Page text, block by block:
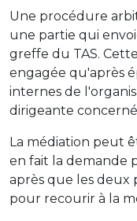
Une procédure
une partie qui
greffe du TAS.
engagée qu'après
internes de
dirigeante
La médiation peut
en fait la demande
après que les deux
pour recourir à la